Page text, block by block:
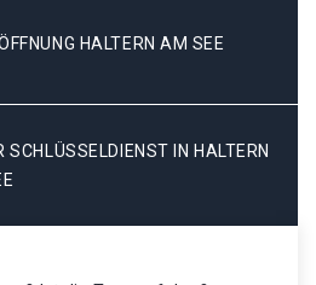
HALTERN AM SEE
SCHLÜSSELDIENST IN HALTERN